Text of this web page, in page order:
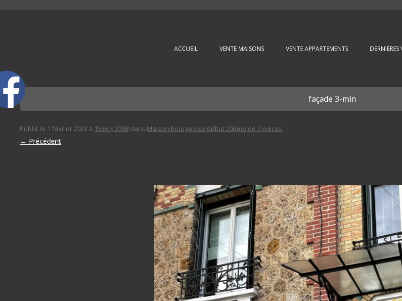
ACCUEIL VENTE MAISONS VENTE APPARTEMENTS DERNIERES
façade 3-min
Publié le 1 février 2023 à 1536 × 2048 dans Maison bourgeoise début 20ème de 7 pièces.
← Précédent